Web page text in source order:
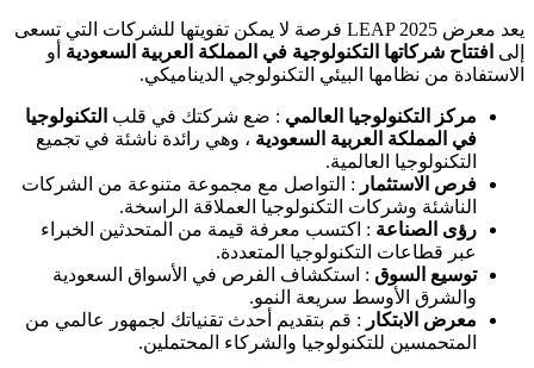
يعد معرض LEAP 2025 فرصة لا يمكن تفويتها للشركات التي تسعى
إلى افتتاح شركاتها التكنولوجية في المملكة العربية السعودية أو
الاستفادة من نظامها البيئي التكنولوجي الديناميكي.
مركز التكنولوجيا العالمي : ضع شركتك في قلب التكنولوجيا
في المملكة العربية السعودية ، وهي رائدة ناشئة في تجميع
التكنولوجيا العالمية.
فرص الاستثمار : التواصل مع مجموعة متنوعة من الشركات
الناشئة وشركات التكنولوجيا العملاقة الراسخة.
رؤى الصناعة : اكتسب معرفة قيمة من المتحدثين الخبراء
عبر قطاعات التكنولوجيا المتعددة.
توسيع السوق : استكشاف الفرص في الأسواق السعودية
والشرق الأوسط سريعة النمو.
معرض الابتكار : قم بتقديم أحدث تقنياتك لجمهور عالمي من
المتحمسين للتكنولوجيا والشركاء المحتملين.